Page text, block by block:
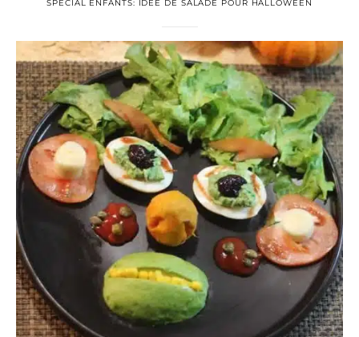
SPÉCIAL ENFANTS: IDÉE DE SALADE POUR HALLOWEEN